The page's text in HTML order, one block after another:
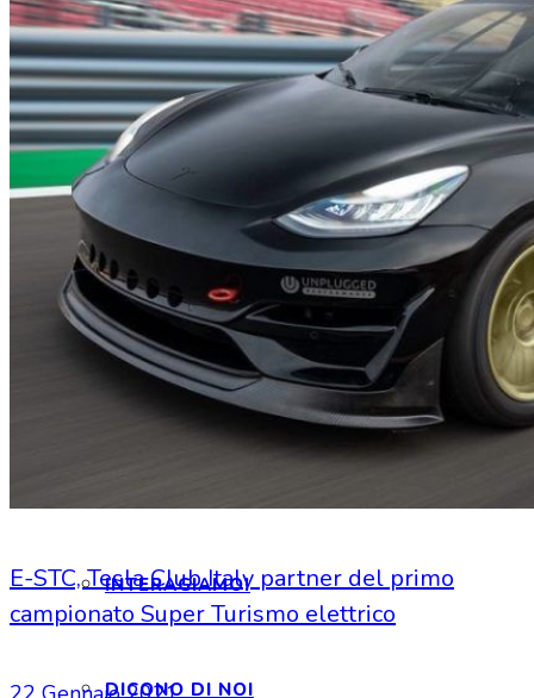
HOME
CHI SIAMO
CHI SIAMO
INTERAGIAMO!
DICONO DI NOI
E-STC, Tesla Club Italy partner del primo
campionato Super Turismo elettrico